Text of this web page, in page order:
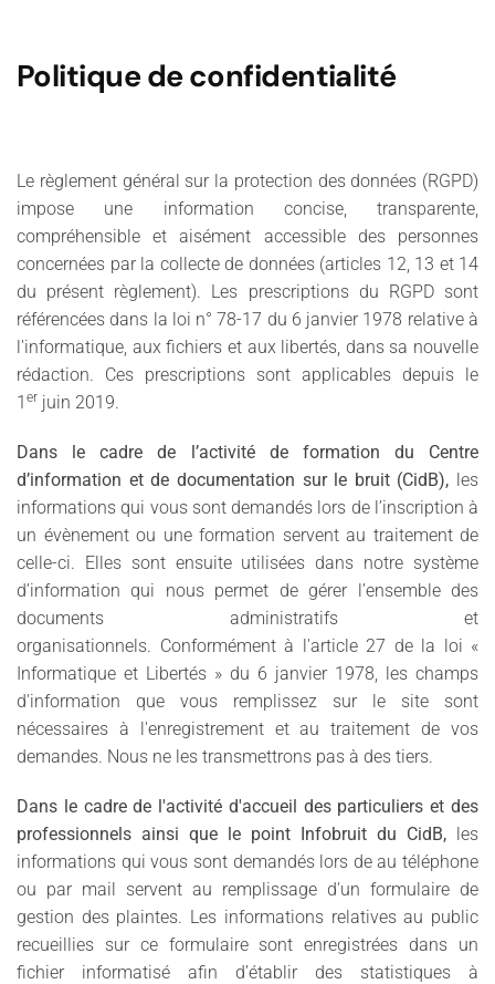
Politique de confidentialité
Le règlement général sur la protection des données (RGPD)
impose une information concise, transparente,
compréhensible et aisément accessible des personnes
concernées par la collecte de données (articles 12, 13 et 14
du présent règlement). Les prescriptions du RGPD sont
référencées dans la loi n° 78-17 du 6 janvier 1978 relative à
l'informatique, aux fichiers et aux libertés, dans sa nouvelle
rédaction. Ces prescriptions sont applicables depuis le
1 er juin 2019.
Dans le cadre de l’activité de formation du Centre
d’information et de documentation sur le bruit (CidB), les
informations qui vous sont demandés lors de l’inscription à
un évènement ou une formation servent au traitement de
celle-ci. Elles sont ensuite utilisées dans notre système
d’information qui nous permet de gérer l’ensemble des
documents administratifs et
organisationnels. Conformément à l'article 27 de la loi «
Informatique et Libertés » du 6 janvier 1978, les champs
d'information que vous remplissez sur le site sont
nécessaires à l'enregistrement et au traitement de vos
demandes. Nous ne les transmettrons pas à des tiers.
Dans le cadre de l'activité d'accueil des particuliers et des
professionnels ainsi que le point Infobruit du CidB, les
informations qui vous sont demandés lors de au téléphone
ou par mail servent au remplissage d'un formulaire de
gestion des plaintes. Les informations relatives au public
recueillies sur ce formulaire sont enregistrées dans un
fichier informatisé afin d’établir des statistiques à